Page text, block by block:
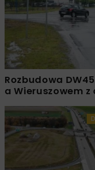
Rozbudowa
a Wieruszowem